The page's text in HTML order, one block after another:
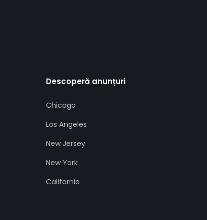
Descoperă anunțuri
Chicago
Los Angeles
New Jersey
New York
California